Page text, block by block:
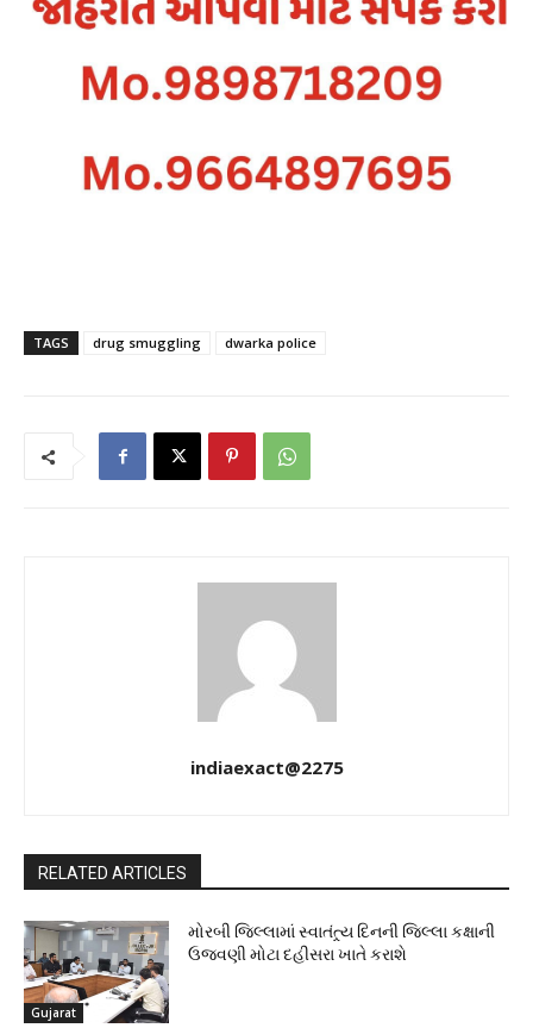
TAGS drug smuggling dwarka police
indiaexact@2275
RELATED ARTICLES
Gujarat
મોરબી જિલ્લામાં સ્વાતંત્ર્ય દિનની જિલ્લા કક્ષાની
ઉજવણી મોટા દહીસરા ખાતે કરાશે